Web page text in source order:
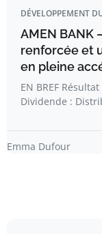
DÉVELOPPEMENT
AMEN BANK
renforcée et
en pleine
EN BREF
Dividende :
Emma Dufour